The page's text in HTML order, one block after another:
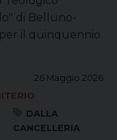
di Belluno-
il quinquennio
26 Maggio 2026
DALLA
CANCELLERIA